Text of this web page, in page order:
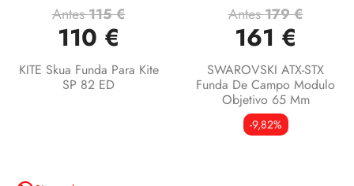
Antes115 €
110 €
KITE Skua Funda Para Kite
SP 82 ED
Antes179 €
161 €
SWAROVSKI ATX-STX
Funda De Campo Modulo
Objetivo 65 Mm
-9,82%